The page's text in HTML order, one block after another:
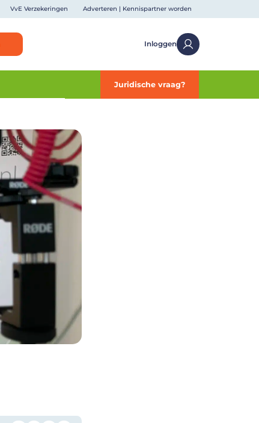
VvE Verzekeringen Adverteren | Kennispartner worden
Inloggen
Juridische vraag?